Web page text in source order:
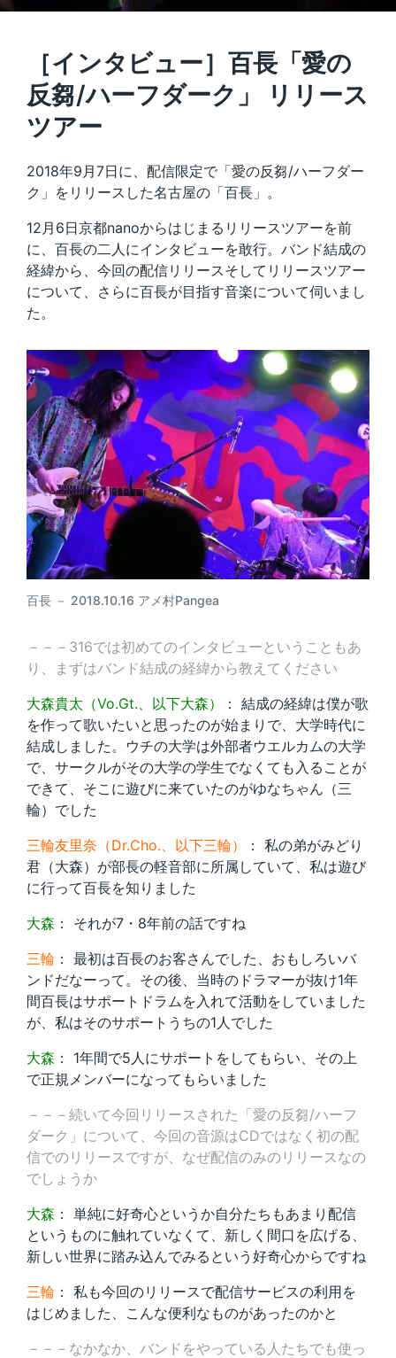
［インタビュー］百長「愛の
反芻/ハーフダーク」 リリース
ツアー
2018年9月7日に、配信限定で「愛の反芻/ハーフダー
ク」をリリースした名古屋の「百長」。
12月6日京都nanoからはじまるリリースツアーを前
に、百長の二人にインタビューを敢行。バンド結成の
経緯から、今回の配信リリースそしてリリースツアー
について、さらに百長が目指す音楽について伺いまし
た。
百長 － 2018.10.16 アメ村Pangea
－－－316では初めてのインタビューということもあ
り、まずはバンド結成の経緯から教えてください
大森貴太（Vo.Gt.、以下大森）
： 結成の経緯は僕が歌
を作って歌いたいと思ったのが始まりで、大学時代に
結成しました。ウチの大学は外部者ウエルカムの大学
で、サークルがその大学の学生でなくても入ることが
できて、そこに遊びに来ていたのがゆなちゃん（三
輪）でした
三輪友里奈（Dr.Cho.、以下三輪）
： 私の弟がみどり
君（大森）が部長の軽音部に所属していて、私は遊び
に行って百長を知りました
大森 ： それが7・8年前の話ですね
三輪 ： 最初は百長のお客さんでした、おもしろいバ
ンドだなーって。その後、当時のドラマーが抜け1年
間百長はサポートドラムを入れて活動をしていました
が、私はそのサポートうちの1人でした
大森 ： 1年間で5人にサポートをしてもらい、その上
で正規メンバーになってもらいました
－－－続いて今回リリースされた「愛の反芻/ハーフ
ダーク」について、今回の音源はCDではなく初の配
信でのリリースですが、なぜ配信のみのリリースなの
でしょうか
大森 ： 単純に好奇心というか自分たちもあまり配信
というものに触れていなくて、新しく間口を広げる、
新しい世界に踏み込んでみるという好奇心からですね
三輪 ： 私も今回のリリースで配信サービスの利用を
はじめました、こんな便利なものがあったのかと
－－－なかなか、バンドをやっている人たちでも使っ